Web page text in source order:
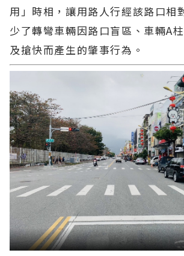
用」時相，讓用路人行經該路口相
少了轉彎車輛因路口盲區、車輛A
及搶快而產生的肇事行為。